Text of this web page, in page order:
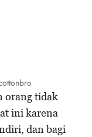
orang tidak
ini karena
dan bagi